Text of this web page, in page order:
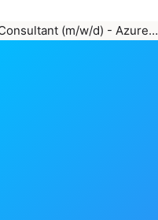
(m/w/d) - Azure…